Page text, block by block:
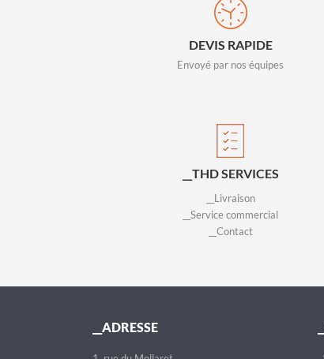
DEVIS RAPIDE
Envoyé par nos équipes
__THD SERVICES
__Livraison
__Service commercial
__Contact
__ADRESSE